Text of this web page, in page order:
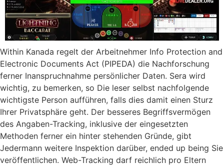
Within Kanada regelt der Arbeitnehmer Info Protection and
Electronic Documents Act (PIPEDA) die Nachforschung
ferner Inanspruchnahme persönlicher Daten. Sera wird
wichtig, zu bemerken, so Die leser selbst nachfolgende
wichtigste Person aufführen, falls dies damit einen Sturz
Ihrer Privatsphäre geht. Der besseres Begriffsvermögen
des Angaben-Tracking, inklusive der eingesetzten
Methoden ferner ein hinter stehenden Gründe, gibt
Jedermann weitere Inspektion darüber, ended up being Sie
veröffentlichen. Web-Tracking darf reichlich pro Eltern